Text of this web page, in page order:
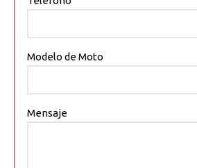
Modelo de Moto
Mensaje